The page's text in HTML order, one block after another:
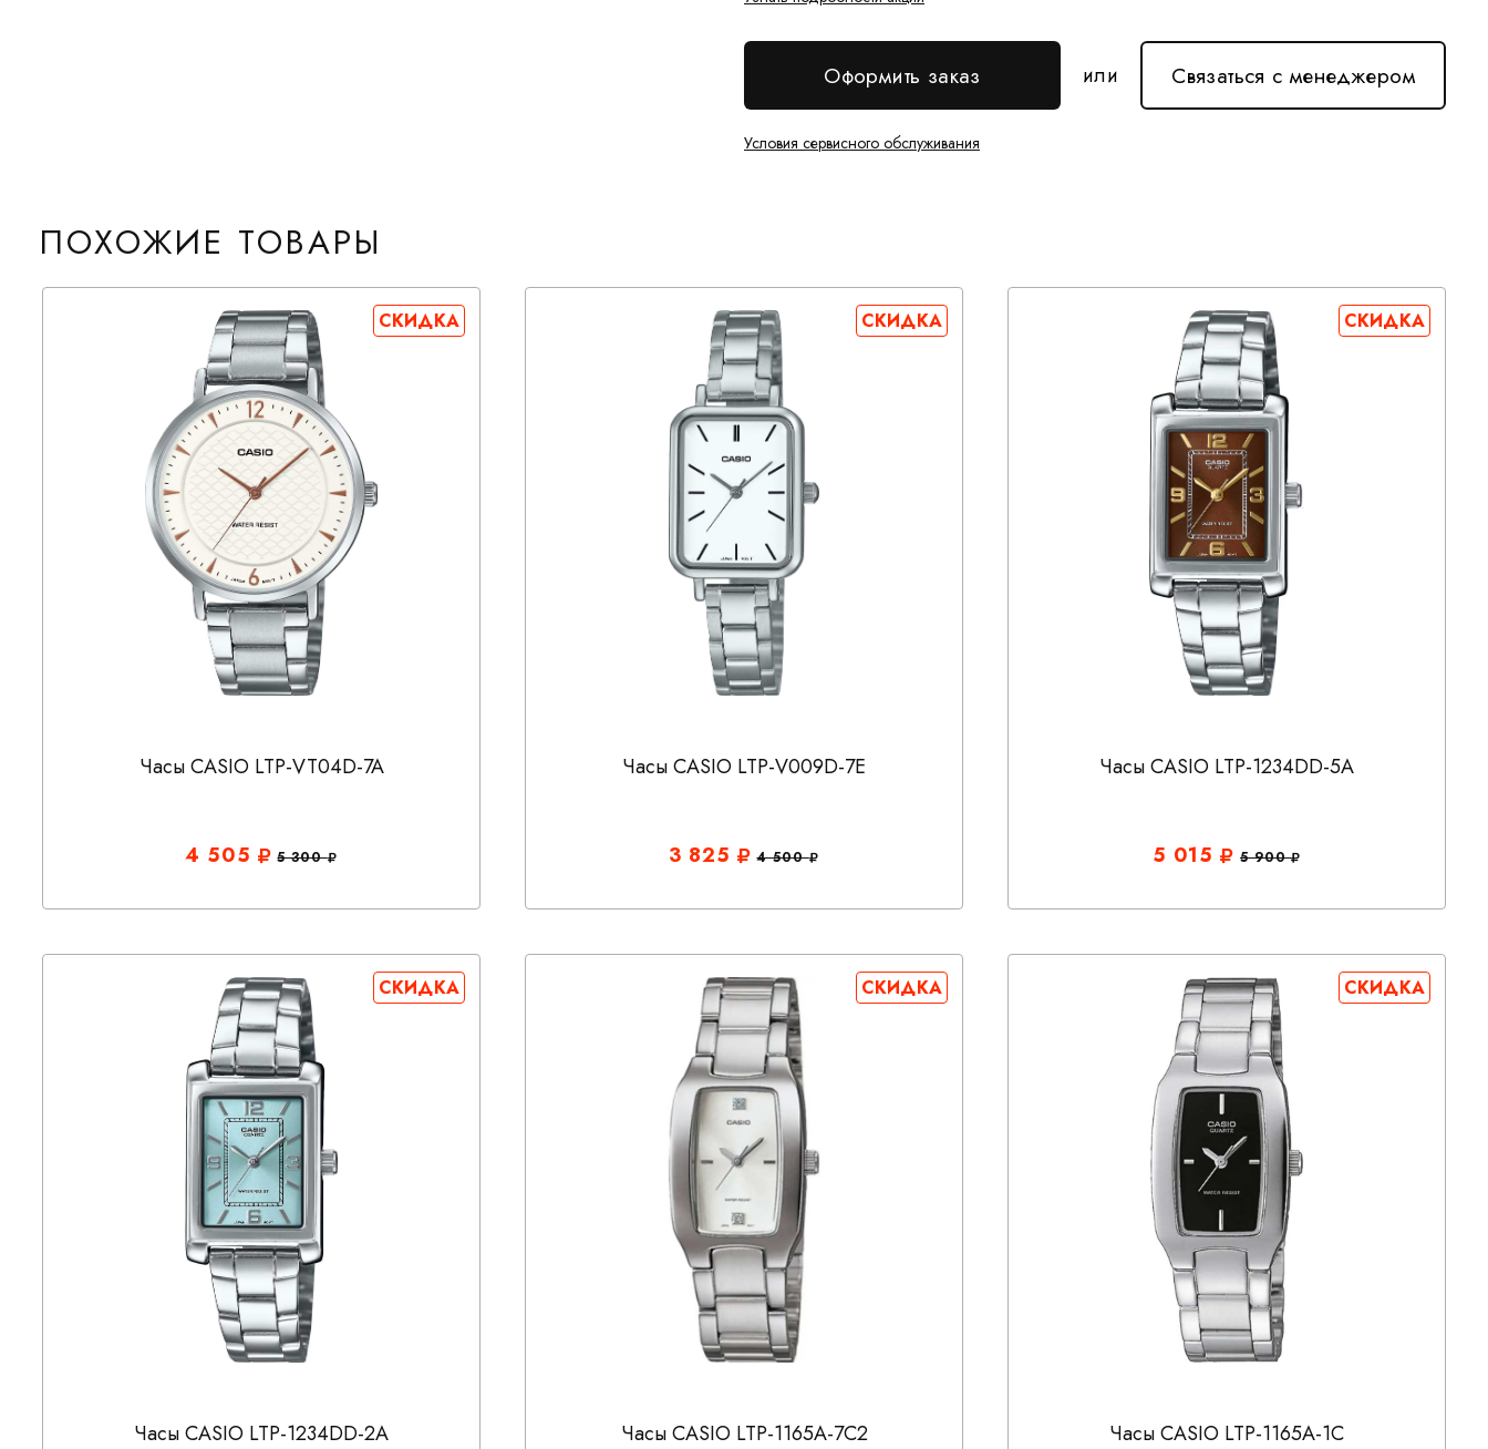
Оформить заказ или Связаться с менеджером
Условия сервисного обслуживания
ПОХОЖИЕ ТОВАРЫ
СКИДКА
Часы CASIO LTP-VT04D-7A
4 505 5 300
СКИДКА
Часы CASIO LTP-V009D-7E
3 825 4 500
СКИДКА
Часы CASIO LTP-1234DD-5A
5 015 5 900
СКИДКА
Часы CASIO LTP-1234DD-2A
СКИДКА
Часы CASIO LTP-1165A-7C2
СКИДКА
Часы CASIO LTP-1165A-1C